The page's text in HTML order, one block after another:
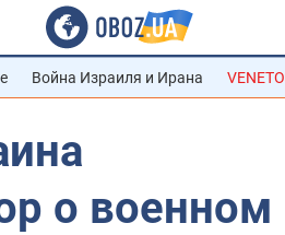
Война Израиля и Ирана VENETO
о военном